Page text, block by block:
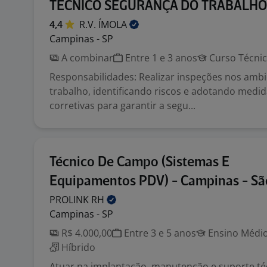
TÉCNICO SEGURANÇA DO TRABALHO
4,4 R.V. ÍMOLA
Campinas - SP
A combinar
Entre 1 e 3 anos Curso
Responsabilidades: Realizar inspeções nos
trabalho, identificando riscos e adotando
corretivas para garantir a segu...
Técnico De Campo (Sistemas E
Equipamentos PDV) - Campinas -
PROLINK RH
Campinas - SP
R$ 4.000,00
Entre 3 e 5 anos
Ensino Médio
Híbrido